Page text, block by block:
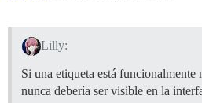
Lilly:
Si una etiqueta está funcionalmente
nunca debería ser visible en la